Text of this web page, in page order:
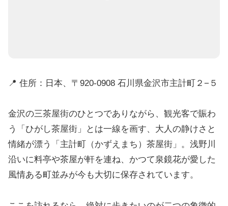
📍 住所：日本、〒920-0908 石川県金沢市主計町２−５
金沢の三茶屋街のひとつでありながら、観光客で賑わ
う「ひがし茶屋街」とは一線を画す、大人の静けさと
情緒が漂う「主計町（かずえまち）茶屋街」。浅野川
沿いに料亭や茶屋が軒を連ね、かつて泉鏡花が愛した
風情ある町並みが今も大切に保存されています。